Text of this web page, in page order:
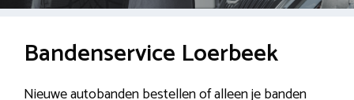
Bandenservice Loerbeek
Nieuwe autobanden bestellen of alleen je banden